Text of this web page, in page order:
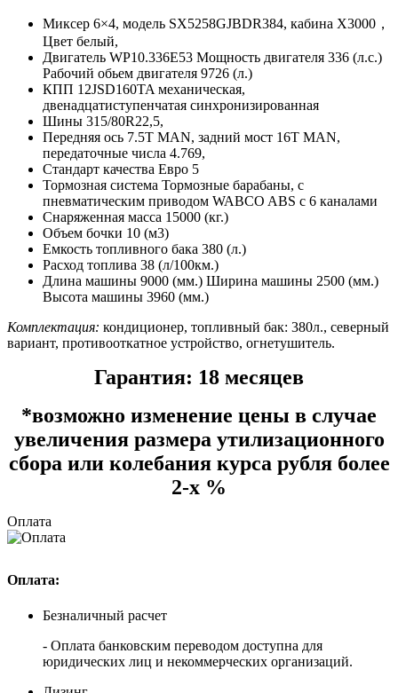
Миксер 6×4, модель SX5258GJBDR384, кабина X3000，
Цвет белый,
Двигатель WP10.336E53 Мощность двигателя 336 (л.с.)
Рабочий обьем двигателя 9726 (л.)
КПП 12JSD160TA механическая,
двенадцатиступенчатая синхронизированная
Шины 315/80R22,5,
Передняя ось 7.5T MAN, задний мост 16T MAN,
передаточные числа 4.769,
Стандарт качества Евро 5
Тормозная система Тормозные барабаны, с
пневматическим приводом WABCO ABS с 6 каналами
Снаряженная масса 15000 (кг.)
Объем бочки 10 (м3)
Емкость топливного бака 380 (л.)
Расход топлива 38 (л/100км.)
Длина машины 9000 (мм.) Ширина машины 2500 (мм.)
Высота машины 3960 (мм.)
Комплектация: кондиционер, топливный бак: 380л., северный
вариант, противооткатное устройство, огнетушитель.
Гарантия: 18 месяцев
*возможно изменение цены в случае
увеличения размера утилизационного
сбора или колебания курса рубля более
2-х %
Оплата
Оплата:
Безналичный расчет
- Оплата банковским переводом доступна для
юридических лиц и некоммерческих организаций.